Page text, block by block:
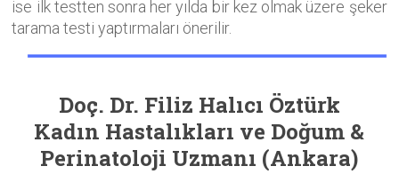
ise ilk testten sonra her yılda bir kez olmak üzere şeker
tarama testi yaptırmaları önerilir.
Doç. Dr. Filiz Halıcı Öztürk
Kadın Hastalıkları ve Doğum &
Perinatoloji Uzmanı (Ankara)